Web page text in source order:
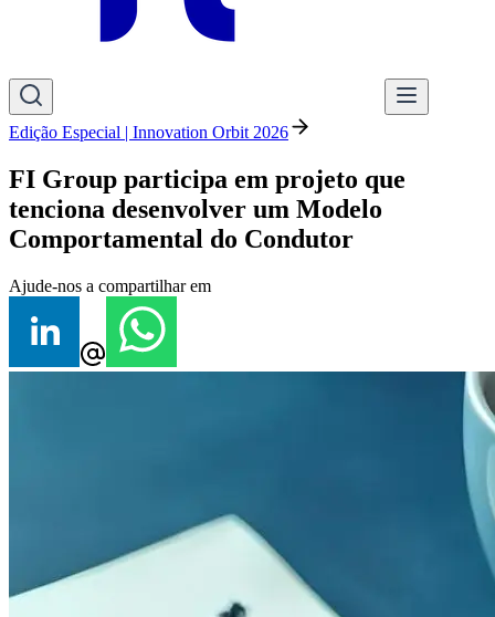
Edição Especial | Innovation Orbit 2026
FI Group participa em projeto que
tenciona desenvolver um Modelo
Comportamental do Condutor
Ajude-nos a compartilhar em